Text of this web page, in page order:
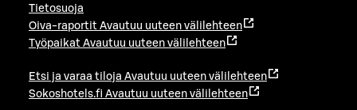
Tietosuoja
Oiva-raportit Avautuu uuteen välilehteen
Työpaikat Avautuu uuteen välilehteen
Etsi ja varaa tiloja Avautuu uuteen välilehteen
Sokoshotels.fi Avautuu uuteen välilehteen